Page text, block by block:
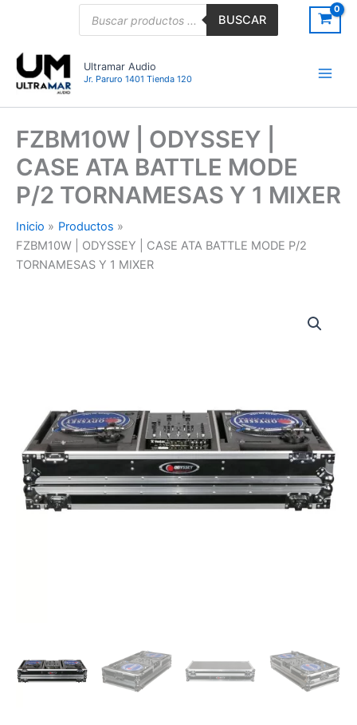
BUSCAR
Ultramar Audio
Jr. Paruro 1401 Tienda 120
FZBM10W | ODYSSEY |
CASE ATA BATTLE MODE
P/2 TORNAMESAS Y 1 MIXER
Inicio
Productos
FZBM10W | ODYSSEY | CASE ATA BATTLE MODE P/2
TORNAMESAS Y 1 MIXER
MODE
TORNAMESAS
Y
MIXER
cantidad